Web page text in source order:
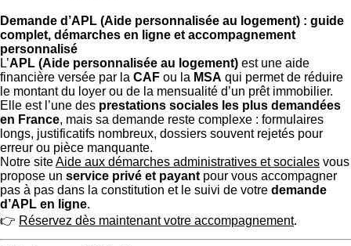
Demande d’APL (Aide personnalisée au logement) : guide
complet, démarches en ligne et accompagnement
personnalisé
L’APL (Aide personnalisée au logement) est une aide
financière versée par la CAF ou la MSA qui permet de réduire
le montant du loyer ou de la mensualité d’un prêt immobilier.
Elle est l’une des prestations sociales les plus demandées
en France, mais sa demande reste complexe : formulaires
longs, justificatifs nombreux, dossiers souvent rejetés pour
erreur ou pièce manquante.
Notre siteAide aux démarches administratives et sociales vous
propose un service privé et payant pour vous accompagner
pas à pas dans la constitution et le suivi de votre demande
d’APL en ligne.
👉 Réservez dès maintenant votre accompagnement.